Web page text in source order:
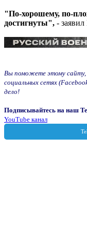
"По-хорошему, по-
достигнуты", - заявил
Вы поможете этому сайту,
социальных сетях
дело!
Подписывайтесь на наш
YouTube канал